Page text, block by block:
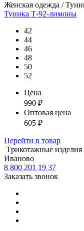
Женская одежда /
Туника Т-92-лимоны
42
44
46
48
50
52
Цена
990 ₽
Оптовая цена
605 ₽
Перейти в товар
Tрикотажные изделия
Иваново
8 800 201 19 37
Заказать звонок